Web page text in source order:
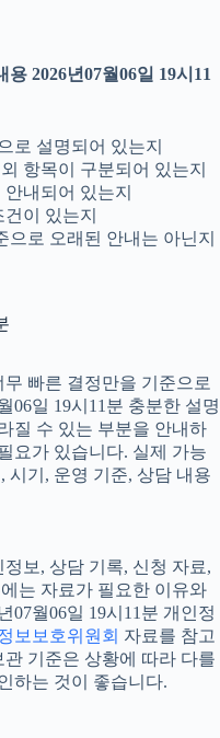
2026년07월06일 19시11
로 설명되어 있는지
항목이 구분되어 있는지
내되어 있는지
이 있는지
으로 오래된 안내는 아닌지
빠른 결정만을 기준으로
06일 19시11분 충분한 설명
질 수 있는 부분을 안내하
요가 있습니다. 실제 가능
시기, 운영 기준, 상담 내용
보, 상담 기록, 신청 자료,
는 자료가 필요한 이유와
07월06일 19시11분 개인정
보보호위원회 자료를 참고
기준은 상황에 따라 다를
하는 것이 좋습니다.